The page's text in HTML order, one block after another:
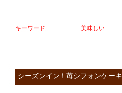
キーワード 美味しい
シーズンイン！苺シフォンケーキ